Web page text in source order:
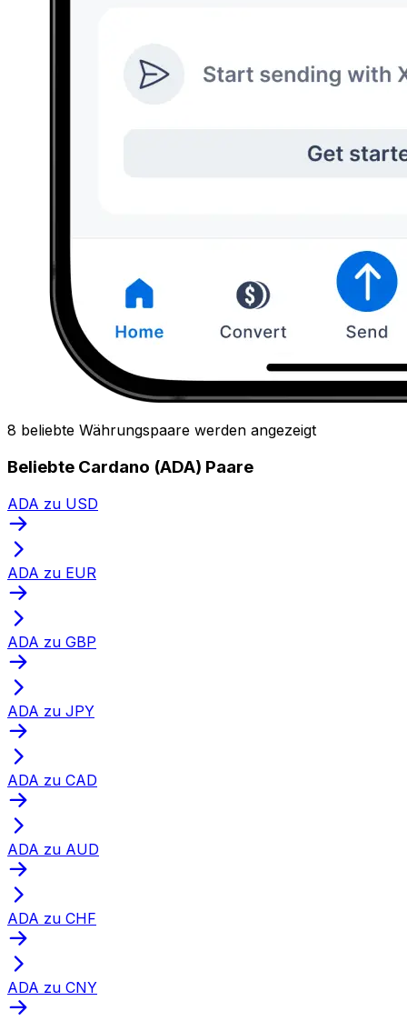
8 beliebte Währungspaare werden angezeigt
Beliebte Cardano (ADA) Paare
ADA zu USD
ADA zu EUR
ADA zu GBP
ADA zu JPY
ADA zu CAD
ADA zu AUD
ADA zu CHF
ADA zu CNY